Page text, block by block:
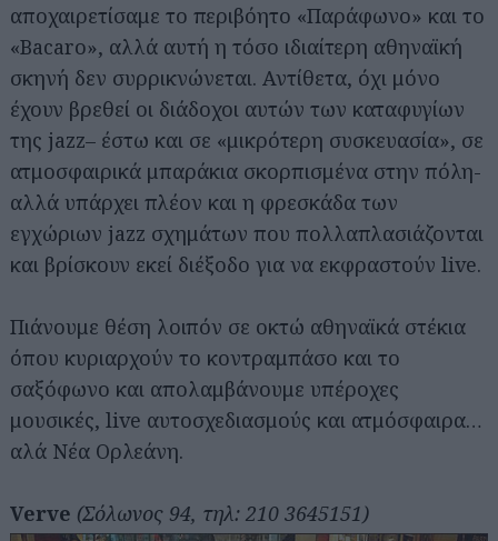
αποχαιρετίσαμε το περιβόητο «Παράφωνο» και το
«Bacaro», αλλά αυτή η τόσο ιδιαίτερη αθηναϊκή
σκηνή δεν συρρικνώνεται. Αντίθετα, όχι μόνο
έχουν βρεθεί οι διάδοχοι αυτών των καταφυγίων
της jazz– έστω και σε «μικρότερη συσκευασία», σε
ατμοσφαιρικά μπαράκια σκορπισμένα στην πόλη-
αλλά υπάρχει πλέον και η φρεσκάδα των
εγχώριων jazz σχημάτων που πολλαπλασιάζονται
και βρίσκουν εκεί διέξοδο για να εκφραστούν live.
Πιάνουμε θέση λοιπόν σε οκτώ αθηναϊκά στέκια
όπου κυριαρχούν το κοντραμπάσο και το
σαξόφωνο και απολαμβάνουμε υπέροχες
μουσικές, live αυτοσχεδιασμούς και ατμόσφαιρα…
αλά Νέα Ορλεάνη.
Verve (Σόλωνος 94, τηλ: 210 3645151)